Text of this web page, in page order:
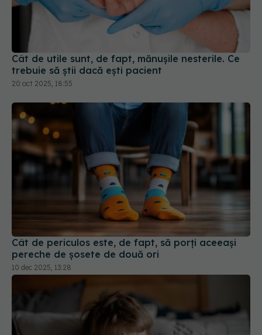
Cât de utile sunt, de fapt, mănușile nesterile. Ce
trebuie să știi dacă ești pacient
20 oct 2025, 18:55
Cât de periculos este, de fapt, să porți aceeași
pereche de șosete de două ori